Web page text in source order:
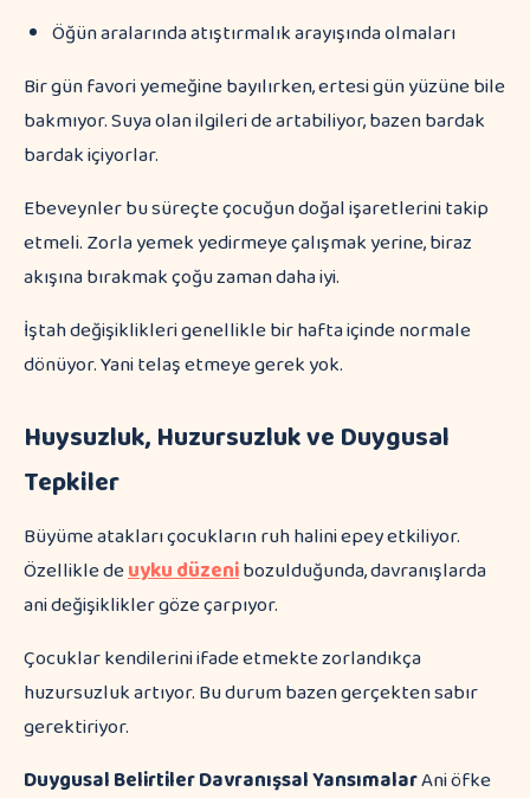
Öğün aralarında atıştırmalık arayışında olmaları
Bir gün favori yemeğine bayılırken, ertesi gün yüzüne bile
bakmıyor. Suya olan ilgileri de artabiliyor, bazen bardak
bardak içiyorlar.
Ebeveynler bu süreçte çocuğun doğal işaretlerini takip
etmeli. Zorla yemek yedirmeye çalışmak yerine, biraz
akışına bırakmak çoğu zaman daha iyi.
İştah değişiklikleri genellikle bir hafta içinde normale
dönüyor. Yani telaş etmeye gerek yok.
Huysuzluk, Huzursuzluk ve Duygusal
Tepkiler
Büyüme atakları çocukların ruh halini epey etkiliyor.
Özellikle deuyku düzenibozulduğunda, davranışlarda
ani değişiklikler göze çarpıyor.
Çocuklar kendilerini ifade etmekte zorlandıkça
huzursuzluk artıyor. Bu durum bazen gerçekten sabır
gerektiriyor.
Duygusal BelirtilerDavranışsal YansımalarAni öfke